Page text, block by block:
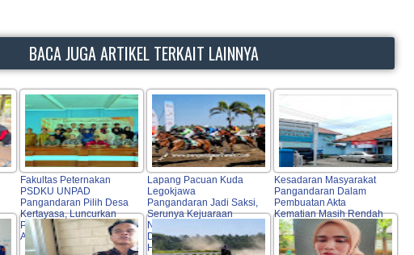
BACA JUGA ARTIKEL TERKAIT LAINNYA
Fakultas Peternakan
PSDKU UNPAD
Pangandaran Pilih Desa
Kertayasa, Luncurkan
Program Pendampingan
Agrokompleks
Lapang Pacuan Kuda
Legokjawa
Pangandaran Jadi Saksi,
Serunya Kejuaraan
Nasional Seri I Indonesia
Derby 2026 Indonesia's
Horse Racing
Kesadaran Masyarakat
Pangandaran Dalam
Pembuatan Akta
Kematian Masih Rendah